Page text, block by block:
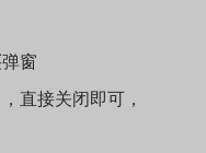
窗
直接关闭即可，